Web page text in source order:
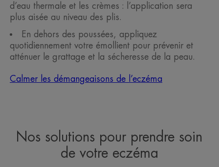
d’eau thermale et les crèmes : l’application sera
plus aisée au niveau des plis.
En dehors des poussées, appliquez
quotidiennement votre émollient pour prévenir et
atténuer le grattage et la sécheresse de la peau.
Calmer les démangeaisons de l’eczéma
Nos solutions pour prendre soin
de votre eczéma